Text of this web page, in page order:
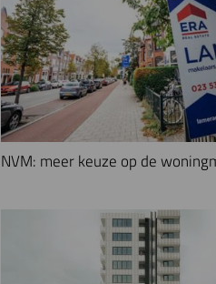
NVM: meer keuze op de